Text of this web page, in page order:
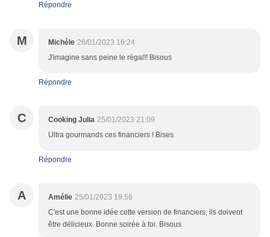
Répondre
M Michèle 26/01/2023 16:24
J'imagine sans peine le régal!! Bisous
Répondre
C Cooking Julia 25/01/2023 21:09
Ultra gourmands ces financiers ! Bises
Répondre
A Amélie 25/01/2023 19:56
C'est une bonne idée cette version de financiers, ils doivent
être délicieux. Bonne soirée à toi. Bisous